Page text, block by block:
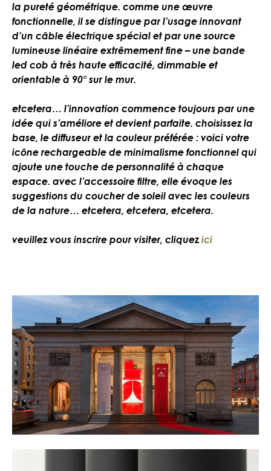
la pureté géométrique. comme une œuvre
fonctionnelle, il se distingue par l’usage innovant
d’un câble électrique spécial et par une source
lumineuse linéaire extrêmement fine – une bande
led cob à très haute efficacité, dimmable et
orientable à 90° sur le mur.
etcetera… l’innovation commence toujours par une
idée qui s’améliore et devient parfaite. choisissez la
base, le diffuseur et la couleur préférée : voici votre
icône rechargeable de minimalisme fonctionnel qui
ajoute une touche de personnalité à chaque
espace. avec l’accessoire filtre, elle évoque les
suggestions du coucher de soleil avec les couleurs
de la nature… etcetera, etcetera, etcetera.
veuillez vous inscrire pour visiter, cliquezici